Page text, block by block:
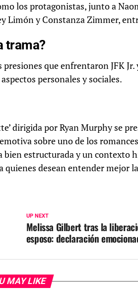
los protagonistas, junto a
Limón y Constanza Zimmer,
trama?
que enfrentaron JFK Jr.
personales y sociales.
dirigida por Ryan Murphy se
sobre uno de los
bien estructurada y un contexto
desean entender mejor
UP NEXT
Melissa Gilbert tras la
esposo: declaración
MAY LIKE